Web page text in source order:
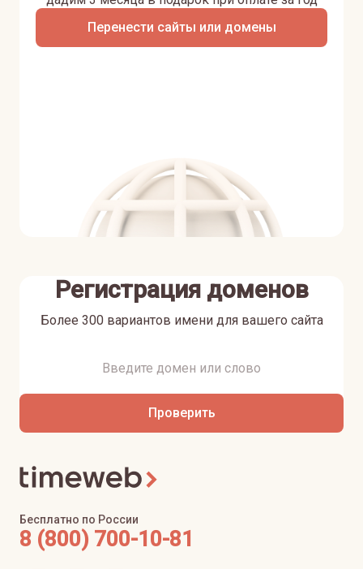
Перенести сайты или домены
Регистрация доменов
Более 300 вариантов имени для вашего сайта
Проверить
Бесплатно по России
8 (800) 700-10-81